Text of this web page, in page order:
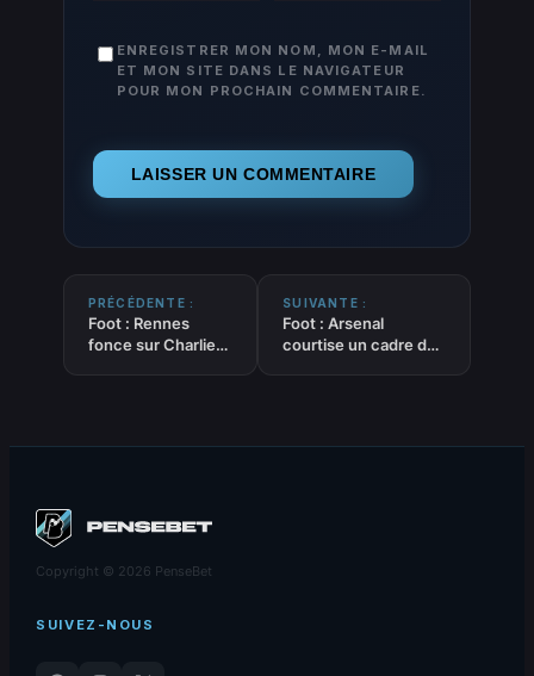
ENREGISTRER MON NOM, MON E-MAIL
ET MON SITE DANS LE NAVIGATEUR
POUR MON PROCHAIN COMMENTAIRE.
PRÉCÉDENTE :
Foot : Rennes
fonce sur Charlie
SUIVANTE :
Foot : Arsenal
courtise un cadre de
Copyright © 2026 PenseBet
SUIVEZ-NOUS